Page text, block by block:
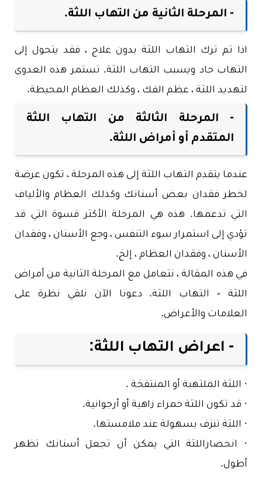
- المرحلة الثانية من التهاب اللثة.
اذا تم ترك التهاب اللثة بدون علاج ، فقد يتحول إلى
التهاب حاد ويسبب التهاب اللثة. تستمر هذه العدوى
لتهديد اللثة ، عظم الفك ، وكذلك العظام المحيطة.
- المرحلة الثالثة من التهاب اللثة
المتقدم أو أمراض اللثة.
عندما يتقدم التهاب اللثة إلى هذه المرحلة ، تكون عرضة
لخطر فقدان بعض أسنانك وكذلك العظام والألياف
التي تدعمها. هذه هي المرحلة الأكثر قسوة التي قد
تؤدي إلى استمرار سوء التنفس ، وجع الأسنان ، وفقدان
الأسنان ، وفقدان العظام ، إلخ.
في هذه المقالة ، نتعامل مع المرحلة الثانية من أمراض
اللثة - التهاب اللثة. دعونا الآن نلقي نظرة على
العلامات والأعراض.
- اعراض التهاب اللثة:
· اللثة الملتهبة أو المنتفخة .
· قد تكون اللثة حمراء زاهية أو أرجوانية.
· اللثة تنزف بسهولة عند ملامستها.
· انحصاراللثة التي يمكن أن تجعل أسنانك تظهر
أطول.